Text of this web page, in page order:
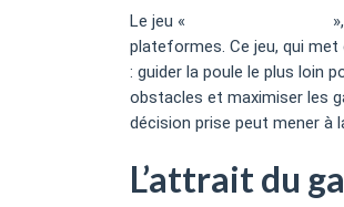
Le jeu «
plateformes. Ce jeu, qui
: guider la poule le plus loin
obstacles et maximiser les
décision prise peut mener à
L’attrait du